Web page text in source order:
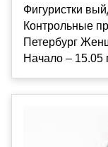
Фигуристки
Контрольные
Петербург
Начало – 15.05